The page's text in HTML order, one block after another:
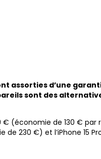
assorties d’une
sont des
€ (économie de 130 €
230 €) et l’iPhone 15